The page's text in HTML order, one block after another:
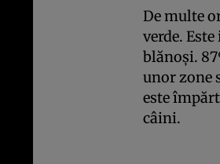
De multe
verde.
blănoși.
unor zone
este
câini.